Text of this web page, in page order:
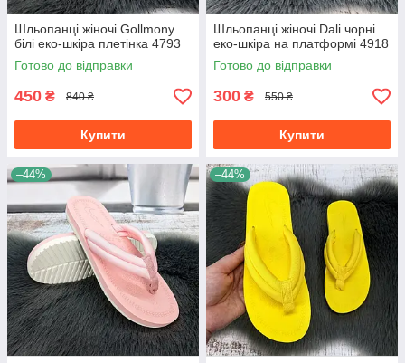
Шльопанці жіночі Gollmony
білі еко-шкіра плетінка 4793
Готово до відправки
450 ₴ 840 ₴
Купити
Шльопанці жіночі Dali чорні
еко-шкіра на платформі 4918
Готово до відправки
300 ₴ 550 ₴
Купити
–44% –44%